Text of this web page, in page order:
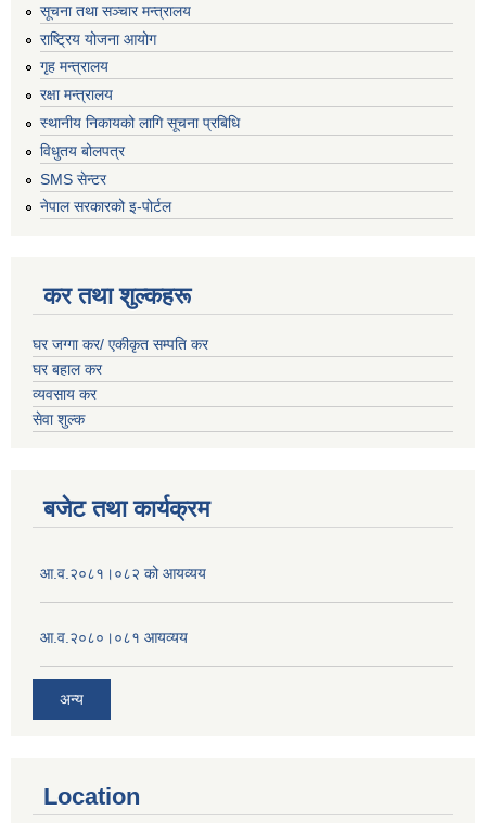
सूचना तथा सञ्चार मन्त्रालय
राष्ट्रिय योजना आयोग
गृह मन्त्रालय
रक्षा मन्त्रालय
स्थानीय निकायको लागि सूचना प्रबिधि
विधुतय बोलपत्र
SMS सेन्टर
नेपाल सरकारको इ-पोर्टल
कर तथा शुल्कहरू
घर जग्गा कर/ एकीकृत सम्पति कर
घर बहाल कर
व्यवसाय कर
सेवा शुल्क
बजेट तथा कार्यक्रम
आ.व.२०८१।०८२ को आयव्यय
आ.व.२०८०।०८१ आयव्यय
अन्य
Location